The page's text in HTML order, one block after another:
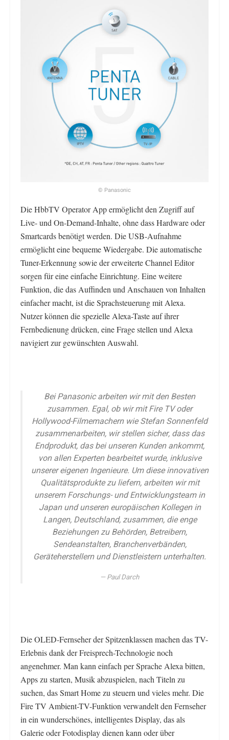
© Panasonic
Die HbbTV Operator App ermöglicht den Zugriff auf
Live- und On-Demand-Inhalte, ohne dass Hardware oder
Smartcards benötigt werden. Die USB-Aufnahme
ermöglicht eine bequeme Wiedergabe. Die automatische
Tuner-Erkennung sowie der erweiterte Channel Editor
sorgen für eine einfache Einrichtung. Eine weitere
Funktion, die das Auffinden und Anschauen von Inhalten
einfacher macht, ist die Sprachsteuerung mit Alexa.
Nutzer können die spezielle Alexa-Taste auf ihrer
Fernbedienung drücken, eine Frage stellen und Alexa
navigiert zur gewünschten Auswahl.
Bei Panasonic arbeiten wir mit den Besten
zusammen. Egal, ob wir mit Fire TV oder
Hollywood-Filmemachern wie Stefan Sonnenfeld
zusammenarbeiten, wir stellen sicher, dass das
Endprodukt, das bei unseren Kunden ankommt,
von allen Experten bearbeitet wurde, inklusive
unserer eigenen Ingenieure. Um diese innovativen
Qualitätsprodukte zu liefern, arbeiten wir mit
unserem Forschungs- und Entwicklungsteam in
Japan und unseren europäischen Kollegen in
Langen, Deutschland, zusammen, die enge
Beziehungen zu Behörden, Betreibern,
Sendeanstalten, Branchenverbänden,
Geräteherstellern und Dienstleistern unterhalten.
Paul Darch
Die OLED-Fernseher der Spitzenklassen machen das TV-
Erlebnis dank der Freisprech-Technologie noch
angenehmer. Man kann einfach per Sprache Alexa bitten,
Apps zu starten, Musik abzuspielen, nach Titeln zu
suchen, das Smart Home zu steuern und vieles mehr. Die
Fire TV Ambient-TV-Funktion verwandelt den Fernseher
in ein wunderschönes, intelligentes Display, das als
Galerie oder Fotodisplay dienen kann oder über